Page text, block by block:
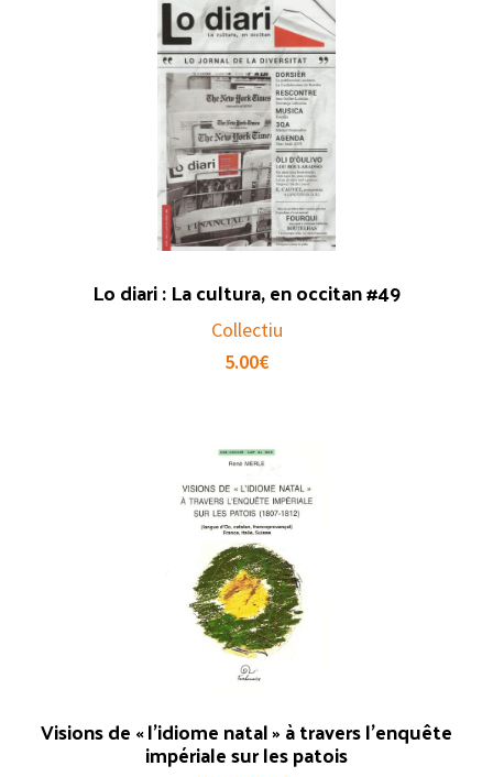
Lo diari : La cultura, en occitan #49
Collectiu
5.00€
Visions de « l’idiome natal » à travers l’enquête
impériale sur les patois